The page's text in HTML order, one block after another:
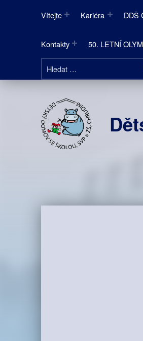
Vyhledávání
Vítejte Kariéra DDŠ
Kontakty 50. LETNÍ